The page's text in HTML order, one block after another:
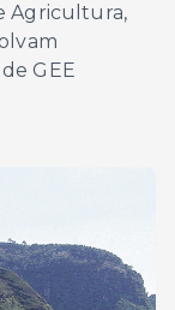
Agricultura,
GEE